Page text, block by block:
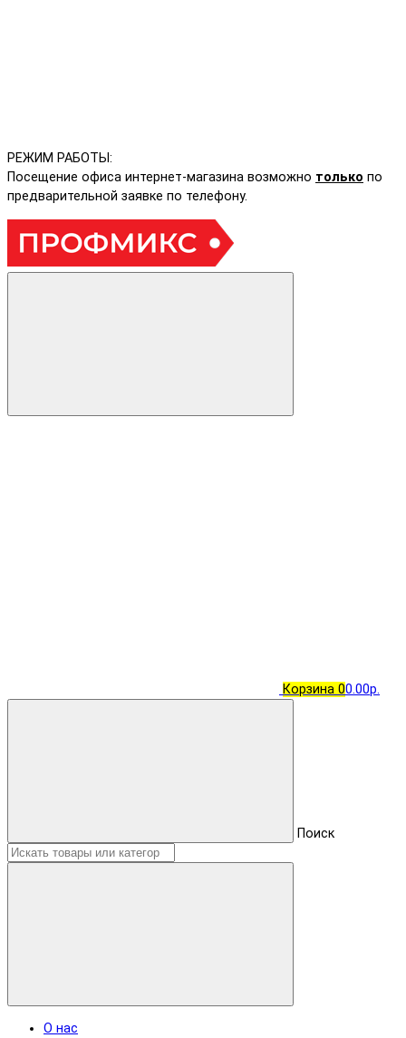
РЕЖИМ РАБОТЫ:
Посещение офиса интернет-магазина возможно только по
предварительной заявке по телефону.
Корзина 00.00р.
Поиск
О нас